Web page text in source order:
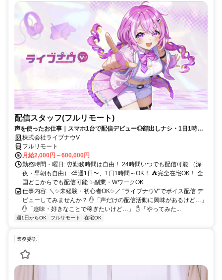
配信スタッフ(フルリモート)
声を使ったお仕事｜スマホ1台で配信デビュー◎顔出しナシ・1日1時間
～OK♪
株式会社ライブナウV
フルリモート
月給2,000円～600,000円
勤務時間・曜日: ⏰勤務時間は自由！ 24時間いつでも配信可能 （深
夜・早朝も自由） ⛅週1日〜、1日1時間～OK！ ⛺完全在宅OK！ 全
国どこからでも配信可能 ✨副業・WワークOK
仕事内容: ＼✨未経験・初心者OK✨／ "ライブナウV"でボイス配信 デ
ビューしてみませんか？ ✋「声だけの配信活動に興味があるけど…」
✋「趣味・好きなことで稼ぎたいけど…」 ✋「やってみた...
週1日からOK フルリモート 在宅OK
業務委託